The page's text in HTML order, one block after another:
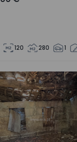
120 280 1
Tomé do